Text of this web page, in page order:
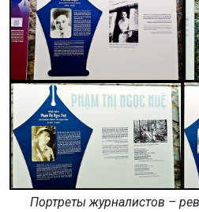
Портреты журналистов –